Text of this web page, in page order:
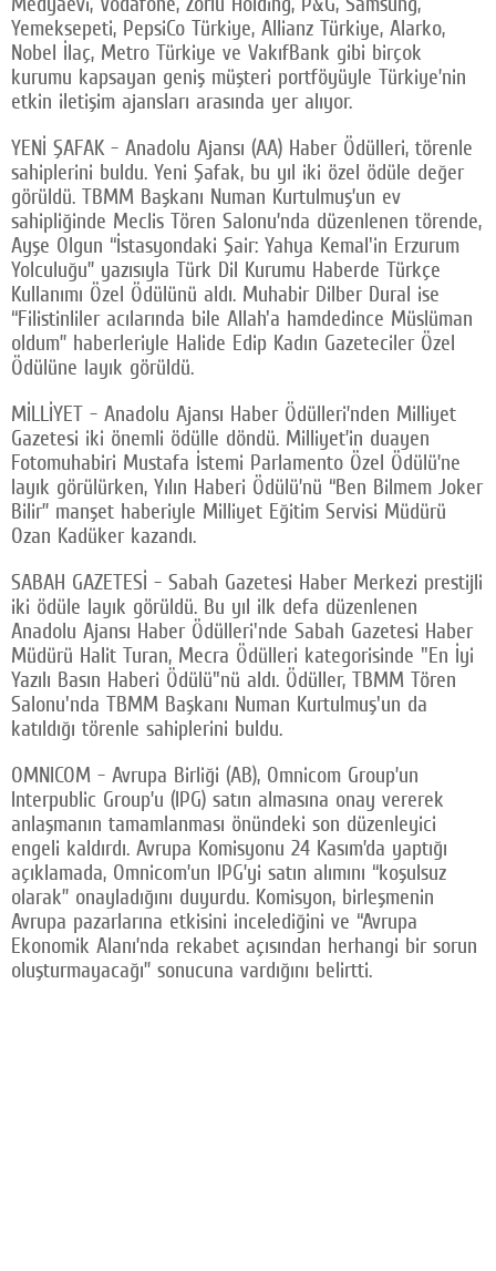
Yemeksepeti, PepsiCo Türkiye, Allianz Türkiye, Alarko,
Nobel İlaç, Metro Türkiye ve VakıfBank gibi birçok
kurumu kapsayan geniş müşteri portföyüyle Türkiye’nin
etkin iletişim ajansları arasında yer alıyor.
YENİ ŞAFAK - Anadolu Ajansı (AA) Haber Ödülleri, törenle
sahiplerini buldu. Yeni Şafak, bu yıl iki özel ödüle değer
görüldü. TBMM Başkanı Numan Kurtulmuş’un ev
sahipliğinde Meclis Tören Salonu’nda düzenlenen törende,
Ayşe Olgun “İstasyondaki Şair: Yahya Kemal'in Erzurum
Yolculuğu” yazısıyla Türk Dil Kurumu Haberde Türkçe
Kullanımı Özel Ödülünü aldı. Muhabir Dilber Dural ise
“Filistinliler acılarında bile Allah'a hamdedince Müslüman
oldum” haberleriyle Halide Edip Kadın Gazeteciler Özel
Ödülüne layık görüldü.
MİLLİYET - Anadolu Ajansı Haber Ödülleri’nden Milliyet
Gazetesi iki önemli ödülle döndü. Milliyet’in duayen
Fotomuhabiri Mustafa İstemi Parlamento Özel Ödülü’ne
layık görülürken, Yılın Haberi Ödülü’nü “Ben Bilmem Joker
Bilir” manşet haberiyle Milliyet Eğitim Servisi Müdürü
Ozan Kadüker kazandı.
SABAH GAZETESİ - Sabah Gazetesi Haber Merkezi prestijli
iki ödüle layık görüldü. Bu yıl ilk defa düzenlenen
Anadolu Ajansı Haber Ödülleri'nde Sabah Gazetesi Haber
Müdürü Halit Turan, Mecra Ödülleri kategorisinde "En İyi
Yazılı Basın Haberi Ödülü"nü aldı. Ödüller, TBMM Tören
Salonu'nda TBMM Başkanı Numan Kurtulmuş'un da
katıldığı törenle sahiplerini buldu.
OMNICOM - Avrupa Birliği (AB), Omnicom Group’un
Interpublic Group’u (IPG) satın almasına onay vererek
anlaşmanın tamamlanması önündeki son düzenleyici
engeli kaldırdı. Avrupa Komisyonu 24 Kasım’da yaptığı
açıklamada, Omnicom’un IPG’yi satın alımını “koşulsuz
olarak” onayladığını duyurdu. Komisyon, birleşmenin
Avrupa pazarlarına etkisini incelediğini ve “Avrupa
Ekonomik Alanı’nda rekabet açısından herhangi bir sorun
oluşturmayacağı” sonucuna vardığını belirtti.